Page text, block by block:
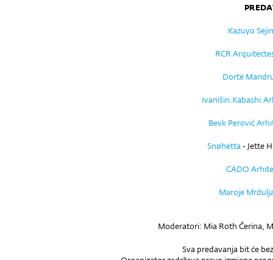
Kazuyo
RCR
Dorte
Bevk Perović
Snøhetta- Jette
CADO
Maroje
Moderatori: Mia Roth Čerina,
Sva predavanja bit će